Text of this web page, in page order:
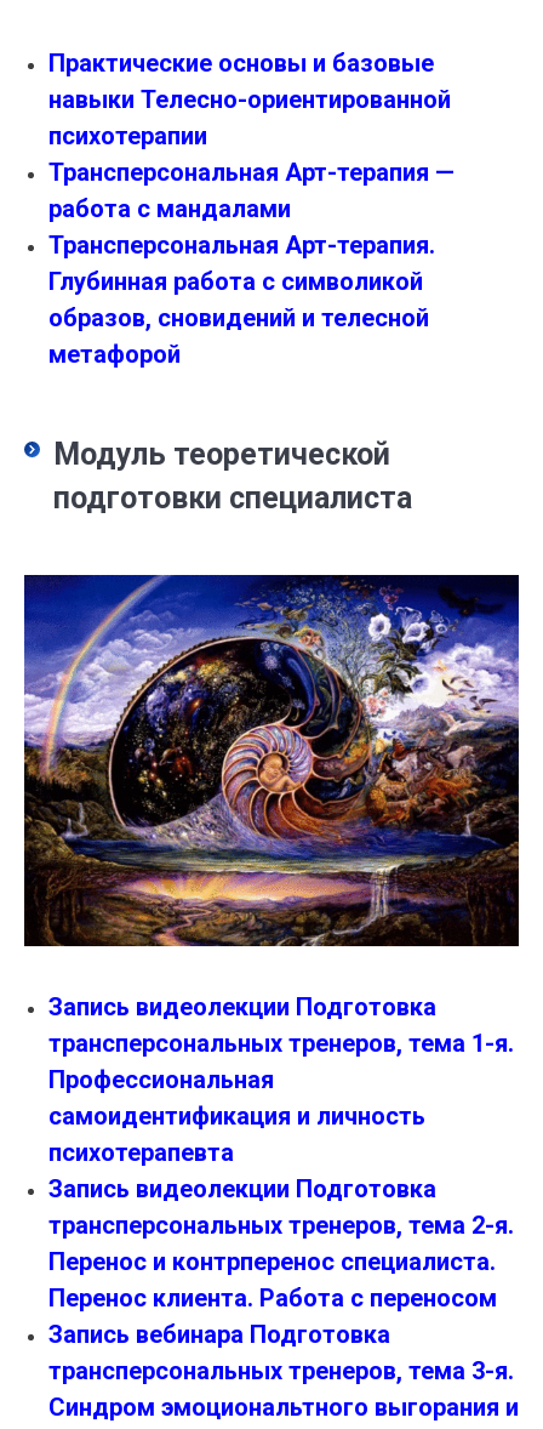
Практические основы и базовые
навыки Телесно-ориентированной
психотерапии
Трансперсональная Арт-терапия —
работа с мандалами
Трансперсональная Арт-терапия.
Глубинная работа с символикой
образов, сновидений и телесной
метафорой
Модуль теоретической
подготовки специалиста
Запись видеолекции Подготовка
трансперсональных тренеров, тема 1-я.
Профессиональная
самоидентификация и личность
психотерапевта
Запись видеолекции Подготовка
трансперсональных тренеров, тема 2-я.
Перенос и контрперенос специалиста.
Перенос клиента. Работа с переносом
Запись вебинара Подготовка
трансперсональных тренеров, тема 3-я.
Синдром эмоциональтного выгорания и